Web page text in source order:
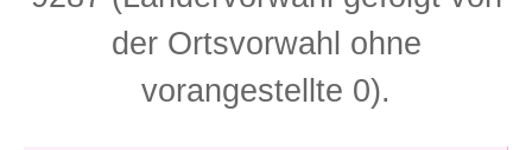
der Ortsvorwahl ohne
vorangestellte 0).